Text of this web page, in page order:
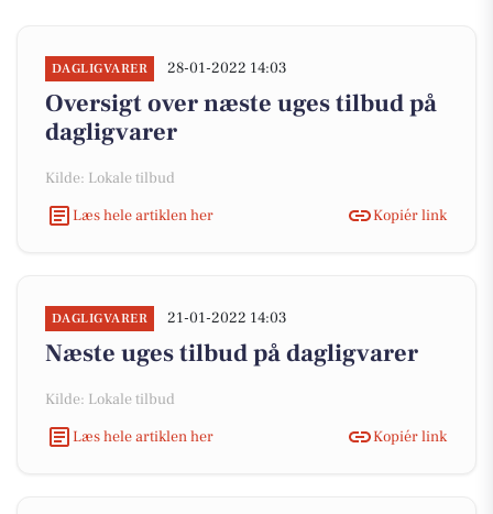
DAGLIGVARER 28-01-2022 14:03
Oversigt over næste uges tilbud på
dagligvarer
Kilde: Lokale tilbud
Læs hele artiklen her
Kopiér link
DAGLIGVARER 21-01-2022 14:03
Næste uges tilbud på dagligvarer
Kilde: Lokale tilbud
Læs hele artiklen her
Kopiér link